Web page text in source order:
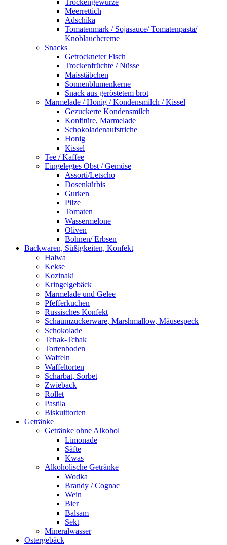
Trockengewürze
Meerrettich
Adschika
Tomatenmark / Sojasauce/ Tomatenpasta/
Knoblauchcreme
Snacks
Getrockneter Fisch
Trockenfrüchte / Nüsse
Maisstäbchen
Sonnenblumenkerne
Snack aus geröstetem brot
Marmelade / Honig / Kondensmilch / Kissel
Gezuckerte Kondensmilch
Konfitüre, Marmelade
Schokoladenaufstriche
Honig
Kissel
Tee / Kaffee
Eingelegtes Obst / Gemüse
Assorti/Letscho
Dosenkürbis
Gurken
Pilze
Tomaten
Wassermelone
Oliven
Bohnen/ Erbsen
Backwaren, Süßigkeiten, Konfekt
Halwa
Kekse
Kozinaki
Kringelgebäck
Marmelade und Gelee
Pfefferkuchen
Russisches Konfekt
Schaumzuckerware, Marshmallow, Mäusespeck
Schokolade
Tchak-Tchak
Tortenboden
Waffeln
Waffeltorten
Scharbat, Sorbet
Zwieback
Rollet
Pastila
Biskuittorten
Getränke
Getränke ohne Alkohol
Limonade
Säfte
Kwas
Alkoholische Getränke
Wodka
Brandy / Cognac
Wein
Bier
Balsam
Sekt
Mineralwasser
Ostergebäck